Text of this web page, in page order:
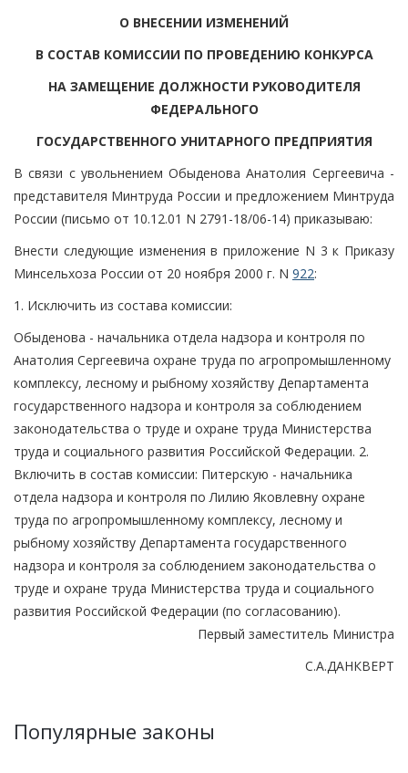
О ВНЕСЕНИИ ИЗМЕНЕНИЙ
В СОСТАВ КОМИССИИ ПО ПРОВЕДЕНИЮ КОНКУРСА
НА ЗАМЕЩЕНИЕ ДОЛЖНОСТИ РУКОВОДИТЕЛЯ
ФЕДЕРАЛЬНОГО
ГОСУДАРСТВЕННОГО УНИТАРНОГО ПРЕДПРИЯТИЯ
В связи с увольнением Обыденова Анатолия Сергеевича -
представителя Минтруда России и предложением Минтруда
России (письмо от 10.12.01 N 2791-18/06-14) приказываю:
Внести следующие изменения в приложение N 3 к Приказу
Минсельхоза России от 20 ноября 2000 г. N 922:
1. Исключить из состава комиссии:
Обыденова - начальника отдела надзора и контроля по
Анатолия Сергеевича охране труда по агропромышленному
комплексу, лесному и рыбному хозяйству Департамента
государственного надзора и контроля за соблюдением
законодательства о труде и охране труда Министерства
труда и социального развития Российской Федерации. 2.
Включить в состав комиссии: Питерскую - начальника
отдела надзора и контроля по Лилию Яковлевну охране
труда по агропромышленному комплексу, лесному и
рыбному хозяйству Департамента государственного
надзора и контроля за соблюдением законодательства о
труде и охране труда Министерства труда и социального
развития Российской Федерации (по согласованию).
Первый заместитель Министра
С.А.ДАНКВЕРТ
Популярные законы